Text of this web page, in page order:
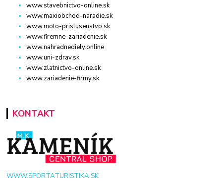
www.stavebnictvo-online.sk
www.maxiobchod-naradie.sk
www.moto-prislusenstvo.sk
www.firemne-zariadenie.sk
www.nahradnediely.online
www.uni-zdrav.sk
www.zlatnictvo-online.sk
www.zariadenie-firmy.sk
KONTAKT
WWW.SPORTATURISTIKA.SK